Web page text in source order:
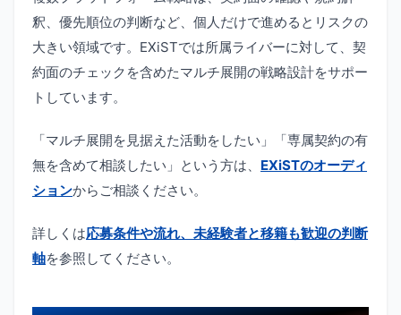
釈、優先順位の判断など、個人だけで進めるとリスクの
大きい領域です。EXiSTでは所属ライバーに対して、契
約面のチェックを含めたマルチ展開の戦略設計をサポー
トしています。
「マルチ展開を見据えた活動をしたい」「専属契約の有
無を含めて相談したい」という方は、 EXiSTのオーディ
ションからご相談ください。
詳しくは応募条件や流れ、未経験者と移籍も歓迎の判断
軸を参照してください。